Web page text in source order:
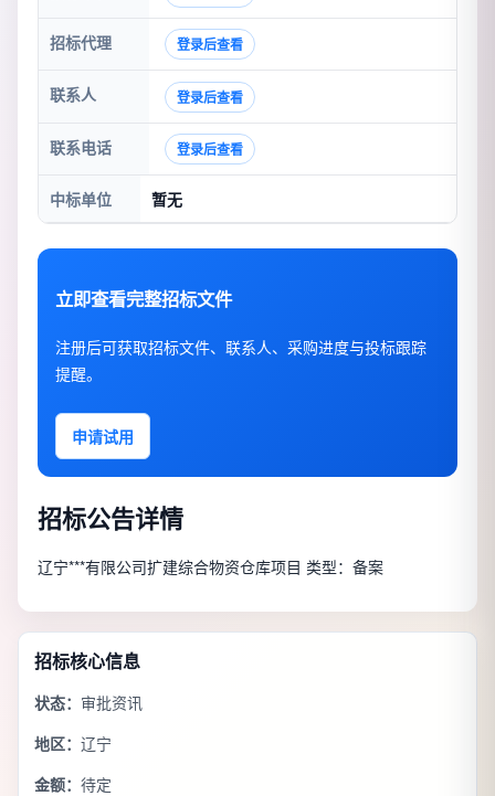
招标代理 登录后查看
联系人 登录后查看
联系电话 登录后查看
中标单位 暂无
立即查看完整招标文件
注册后可获取招标文件、联系人、采购进度与投标跟踪
提醒。
申请试用
招标公告详情
辽宁***有限公司扩建综合物资仓库项目 类型：备案
招标核心信息
状态： 审批资讯
地区： 辽宁
金额： 待定